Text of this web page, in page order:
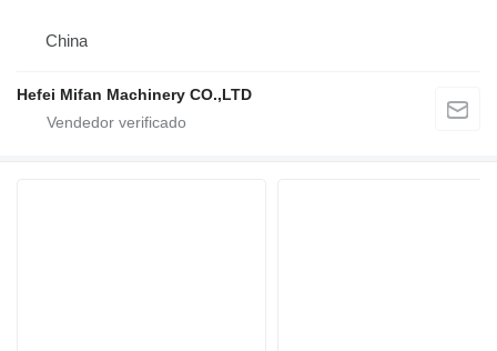
China
Hefei Mifan Machinery CO.,LTD